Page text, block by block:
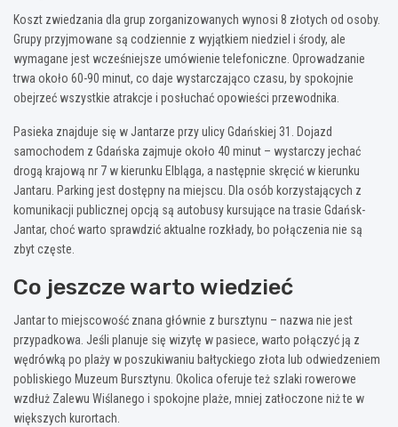
Koszt zwiedzania dla grup zorganizowanych wynosi 8 złotych od osoby.
Grupy przyjmowane są codziennie z wyjątkiem niedziel i środy, ale
wymagane jest wcześniejsze umówienie telefoniczne. Oprowadzanie
trwa około 60-90 minut, co daje wystarczająco czasu, by spokojnie
obejrzeć wszystkie atrakcje i posłuchać opowieści przewodnika.
Pasieka znajduje się w Jantarze przy ulicy Gdańskiej 31. Dojazd
samochodem z Gdańska zajmuje około 40 minut – wystarczy jechać
drogą krajową nr 7 w kierunku Elbląga, a następnie skręcić w kierunku
Jantaru. Parking jest dostępny na miejscu. Dla osób korzystających z
komunikacji publicznej opcją są autobusy kursujące na trasie Gdańsk-
Jantar, choć warto sprawdzić aktualne rozkłady, bo połączenia nie są
zbyt częste.
Co jeszcze warto wiedzieć
Jantar to miejscowość znana głównie z bursztynu – nazwa nie jest
przypadkowa. Jeśli planuje się wizytę w pasiece, warto połączyć ją z
wędrówką po plaży w poszukiwaniu bałtyckiego złota lub odwiedzeniem
pobliskiego Muzeum Bursztynu. Okolica oferuje też szlaki rowerowe
wzdłuż Zalewu Wiślanego i spokojne plaże, mniej zatłoczone niż te w
większych kurortach.